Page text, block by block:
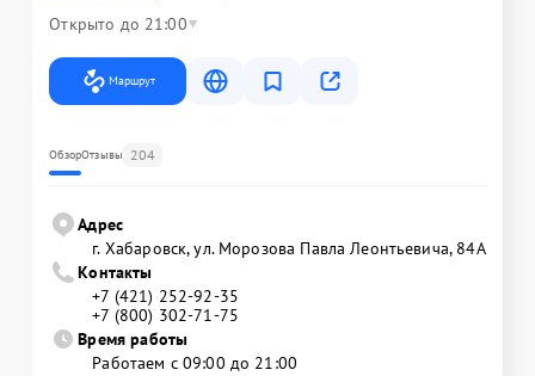
Открыто до 21:00
Маршрут
ОбзорОтзывы 204
Адрес
г. Хабаровск, ул. Морозова Павла Леонтьевича, 84А
Контакты
+7 (421) 252-92-35
+7 (800) 302-71-75
Время работы
Работаем с 09:00 до 21:00